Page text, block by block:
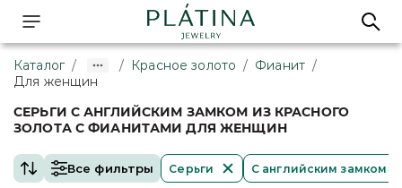
Каталог / / Красное золото / Фианит /
Для женщин
СЕРЬГИ С АНГЛИЙСКИМ ЗАМКОМ ИЗ КРАСНОГО
ЗОЛОТА С ФИАНИТАМИ ДЛЯ ЖЕНЩИН
Все фильтры Серьги С английским замком